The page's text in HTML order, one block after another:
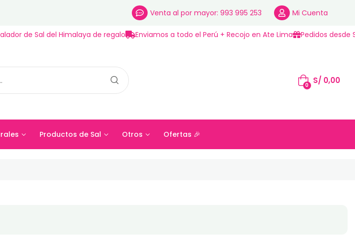
Venta al por mayor: 993 995 253 Mi Cuenta
de Sal del Himalaya de regalo Enviamos a todo el Perú + Recojo en Ate Lima Pedidos desde
0 S/0,00
Productos de Sal Otros Ofertas 🎉
Productos de Sal Otros Ofertas 🎉